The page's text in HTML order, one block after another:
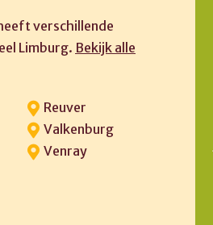
verschillende
Limburg. Bekijk alle
Reuver
Valkenburg
Venray